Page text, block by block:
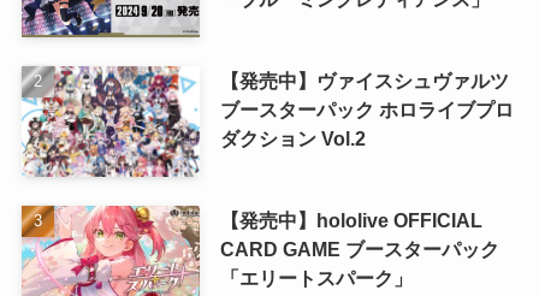
【発売中】ヴァイスシュヴァルツ
ブースターパック ホロライブプロ
ダクション Vol.2
【発売中】hololive OFFICIAL
CARD GAME ブースターパック
「エリートスパーク」